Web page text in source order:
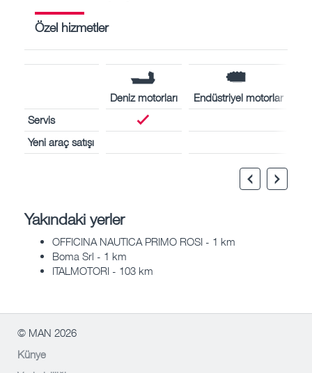
Özel hizmetler
Deniz motorları
Endüstriyel motorlar
Servis
Yeni araç satışı
Yakındaki yerler
OFFICINA NAUTICA PRIMO ROSI - 1 km
Boma Srl - 1 km
ITALMOTORI - 103 km
© MAN 2026
Künye